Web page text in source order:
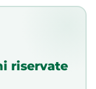
riservate